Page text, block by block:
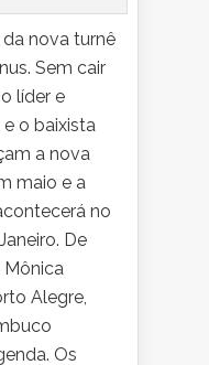
nova turnê
Sem cair
líder e
o baixista
a nova
maio e a
no
De
Alegre,
Os